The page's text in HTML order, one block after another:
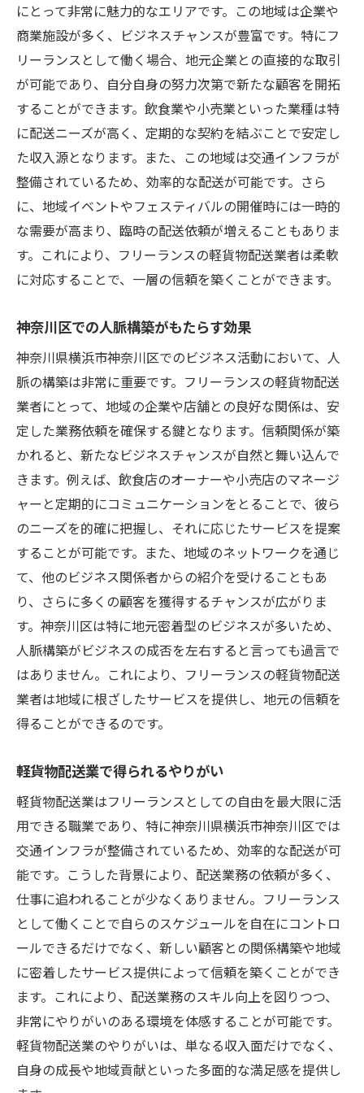
神奈川県内での顧客獲得法
収入を安定させる長期顧客との関係構築
横浜市神奈川区での軽貨物配送が選ばれる理由
地域密着型の信頼あるサービスの提供
迅速かつ確実な配送が可能な立地条件
顧客ニーズに応じた柔軟なサポート体制
競合他社との差別化ポイント
地元企業とのパートナーシップの構築
選ばれるためのブランディング戦略
軽貨物配送フリーランスが注目する神奈川県の
交通インフラ
地域特性を活かした配送戦略の構築
インフラ整備がもたらすビジネス機会
交通網活用で広がる業務範囲
神奈川県の交通政策と配送業界への影響
インフラ強化に伴う新たな配送モデルの提
案
フリーランスとしての軽貨物配送で収入アップ
を目指す方法
収入増加に直結するスキルアップ方法
効率的な営業活動で顧客を増やす手法
新規顧客獲得に向けたマーケティング戦術
定期的な業務改善で収益性を強化
収入を最大化するための業務管理
フリーランスのための収入安定化計画
にとって非常に魅力的なエリアです。この地域は企業や
商業施設が多く、ビジネスチャンスが豊富です。特にフ
リーランスとして働く場合、地元企業との直接的な取引
が可能であり、自分自身の努力次第で新たな顧客を開拓
することができます。飲食業や小売業といった業種は特
に配送ニーズが高く、定期的な契約を結ぶことで安定し
た収入源となります。また、この地域は交通インフラが
整備されているため、効率的な配送が可能です。さら
に、地域イベントやフェスティバルの開催時には一時的
な需要が高まり、臨時の配送依頼が増えることもありま
す。これにより、フリーランスの軽貨物配送業者は柔軟
に対応することで、一層の信頼を築くことができます。
神奈川区での人脈構築がもたらす効果
神奈川県横浜市神奈川区でのビジネス活動において、人
脈の構築は非常に重要です。フリーランスの軽貨物配送
業者にとって、地域の企業や店舗との良好な関係は、安
定した業務依頼を確保する鍵となります。信頼関係が築
かれると、新たなビジネスチャンスが自然と舞い込んで
きます。例えば、飲食店のオーナーや小売店のマネージ
ャーと定期的にコミュニケーションをとることで、彼ら
のニーズを的確に把握し、それに応じたサービスを提案
することが可能です。また、地域のネットワークを通じ
て、他のビジネス関係者からの紹介を受けることもあ
り、さらに多くの顧客を獲得するチャンスが広がりま
す。神奈川区は特に地元密着型のビジネスが多いため、
人脈構築がビジネスの成否を左右すると言っても過言で
はありません。これにより、フリーランスの軽貨物配送
業者は地域に根ざしたサービスを提供し、地元の信頼を
得ることができるのです。
軽貨物配送業で得られるやりがい
軽貨物配送業はフリーランスとしての自由を最大限に活
用できる職業であり、特に神奈川県横浜市神奈川区では
交通インフラが整備されているため、効率的な配送が可
能です。こうした背景により、配送業務の依頼が多く、
仕事に追われることが少なくありません。フリーランス
として働くことで自らのスケジュールを自在にコントロ
ールできるだけでなく、新しい顧客との関係構築や地域
に密着したサービス提供によって信頼を築くことができ
ます。これにより、配送業務のスキル向上を図りつつ、
非常にやりがいのある環境を体感することが可能です。
軽貨物配送業のやりがいは、単なる収入面だけでなく、
自身の成長や地域貢献といった多面的な満足感を提供し